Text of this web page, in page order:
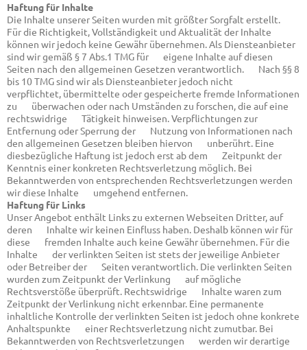
Haftung für Inhalte
Die Inhalte unserer Seiten wurden mit größter Sorgfalt erstellt.
Für die Richtigkeit, Vollständigkeit und Aktualität der Inhalte
können wir jedoch keine Gewähr übernehmen. Als Diensteanbieter
sind wir gemäß § 7 Abs.1 TMG für eigene Inhalte auf diesen
Seiten nach den allgemeinen Gesetzen verantwortlich. Nach §§ 8
bis 10 TMG sind wir als Diensteanbieter jedoch nicht
verpflichtet, übermittelte oder gespeicherte fremde Informationen
zu überwachen oder nach Umständen zu forschen, die auf eine
rechtswidrige Tätigkeit hinweisen. Verpflichtungen zur
Entfernung oder Sperrung der Nutzung von Informationen nach
den allgemeinen Gesetzen bleiben hiervon unberührt. Eine
diesbezügliche Haftung ist jedoch erst ab dem Zeitpunkt der
Kenntnis einer konkreten Rechtsverletzung möglich. Bei
Bekanntwerden von entsprechenden Rechtsverletzungen werden
wir diese Inhalte umgehend entfernen.
Haftung für Links
Unser Angebot enthält Links zu externen Webseiten Dritter, auf
deren Inhalte wir keinen Einfluss haben. Deshalb können wir für
diese fremden Inhalte auch keine Gewähr übernehmen. Für die
Inhalte der verlinkten Seiten ist stets der jeweilige Anbieter
oder Betreiber der Seiten verantwortlich. Die verlinkten Seiten
wurden zum Zeitpunkt der Verlinkung auf mögliche
Rechtsverstöße überprüft. Rechtswidrige Inhalte waren zum
Zeitpunkt der Verlinkung nicht erkennbar. Eine permanente
inhaltliche Kontrolle der verlinkten Seiten ist jedoch ohne konkrete
Anhaltspunkte einer Rechtsverletzung nicht zumutbar. Bei
Bekanntwerden von Rechtsverletzungen werden wir derartige